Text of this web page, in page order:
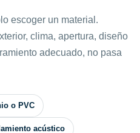
escoger un material.
clima, apertura, diseño
adecuado, no pasa
o PVC
acústico